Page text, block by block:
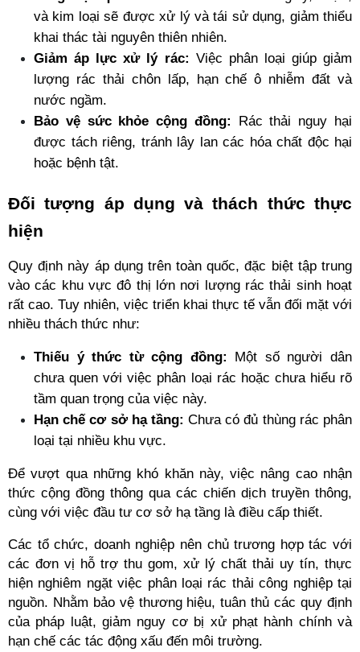
và kim loại sẽ được xử lý và tái sử dụng, giảm thiểu
khai thác tài nguyên thiên nhiên.
Giảm áp lực xử lý rác: Việc phân loại giúp giảm
lượng rác thải chôn lấp, hạn chế ô nhiễm đất và
nước ngầm.
Bảo vệ sức khỏe cộng đồng: Rác thải nguy hại
được tách riêng, tránh lây lan các hóa chất độc hại
hoặc bệnh tật.
Đối tượng áp dụng và thách thức thực
hiện
Quy định này áp dụng trên toàn quốc, đặc biệt tập trung
vào các khu vực đô thị lớn nơi lượng rác thải sinh hoạt
rất cao. Tuy nhiên, việc triển khai thực tế vẫn đối mặt với
nhiều thách thức như:
Thiếu ý thức từ cộng đồng: Một số người dân
chưa quen với việc phân loại rác hoặc chưa hiểu rõ
tầm quan trọng của việc này.
Hạn chế cơ sở hạ tầng: Chưa có đủ thùng rác phân
loại tại nhiều khu vực.
Để vượt qua những khó khăn này, việc nâng cao nhận
thức cộng đồng thông qua các chiến dịch truyền thông,
cùng với việc đầu tư cơ sở hạ tầng là điều cấp thiết.
Các tổ chức, doanh nghiệp nên chủ trương hợp tác với
các đơn vị hỗ trợ thu gom, xử lý chất thải uy tín, thực
hiện nghiêm ngặt việc phân loại rác thải công nghiệp tại
nguồn. Nhằm bảo vệ thương hiệu, tuân thủ các quy định
của pháp luật, giảm nguy cơ bị xử phạt hành chính và
hạn chế các tác động xấu đến môi trường.